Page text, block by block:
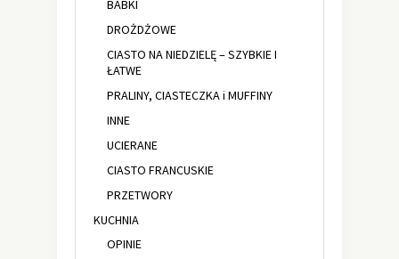
BABKI
DROŻDŻOWE
CIASTO NA NIEDZIELĘ – SZYBKIE I
ŁATWE
PRALINY, CIASTECZKA i MUFFINY
INNE
UCIERANE
CIASTO FRANCUSKIE
PRZETWORY
KUCHNIA
OPINIE